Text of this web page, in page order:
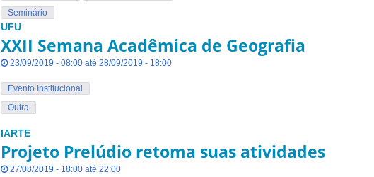
Seminário
UFU
XXII Semana Acadêmica de Geografia
23/09/2019 - 08:00 até 28/09/2019 - 18:00
Evento Institucional
Outra
IARTE
Projeto Prelúdio retoma suas atividades
27/08/2019 - 18:00 até 22:00